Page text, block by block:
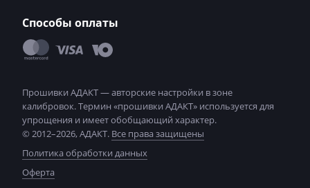
MG
Minelli
Mitsubishi
MST
MTZ
Neoplan
Способы оплаты
© 2012–2026, АДАКТ. Все права защищены
Политика обработки данных
Оферта